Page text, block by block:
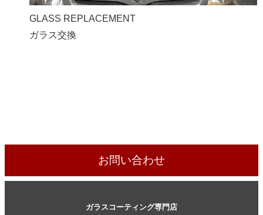
GLASS REPLACEMENT
ガラス交換
お問い合わせ
ガラスコーティング専門店